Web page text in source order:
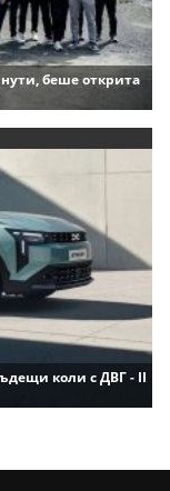
беше открита
коли с ДВГ - II